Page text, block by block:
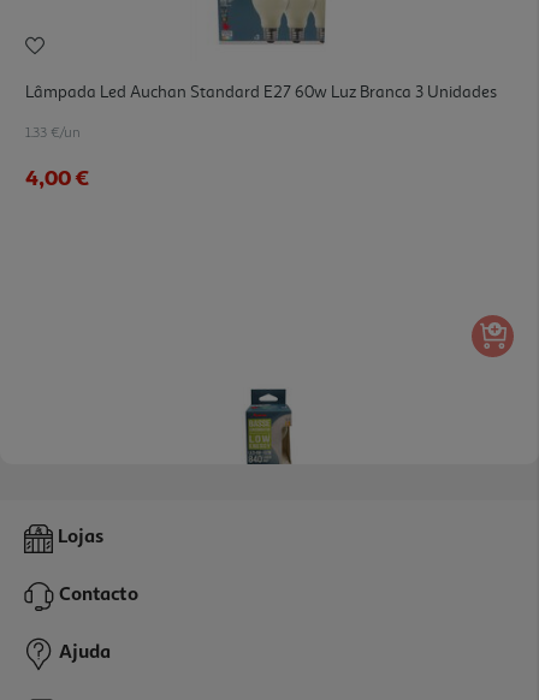
Lâmpada Led Auchan Standard E27 60w Luz Branca 3 Unidades
1.33 €/un
4,00 €
Lâmpada Led Classe A Auchan Branca E27 60w
7,99 €
Lojas
Contacto
Ajuda